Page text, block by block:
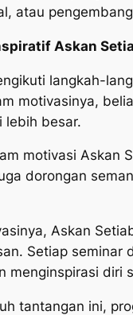
atau
Askan
langkah-
motivasinya,
lebih besar.
motivasi Askan
dorongan
Askan
Setiap
menginspirasi diri
tantangan ini,